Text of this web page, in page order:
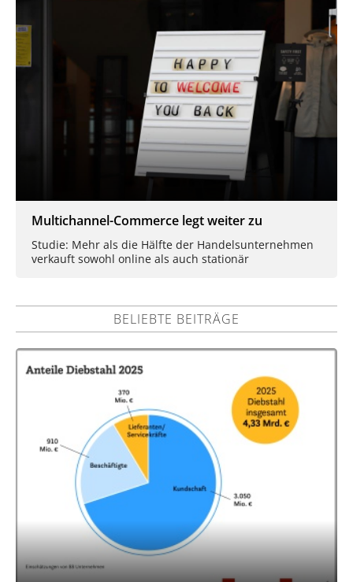
Multichannel-Commerce legt weiter zu
Studie: Mehr als die Hälfte der Handelsunternehmen
verkauft sowohl online als auch stationär
BELIEBTE BEITRÄGE